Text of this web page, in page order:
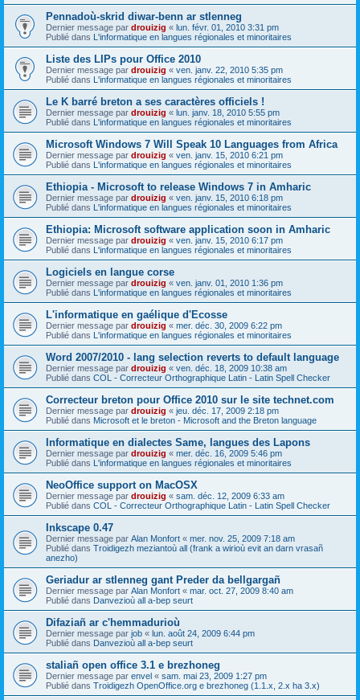
Pennadoù-skrid diwar-benn ar stlenneg
Dernier message par drouizig « lun. févr. 01, 2010 3:31 pm
Publié dans L'informatique en langues régionales et minoritaires
Liste des LIPs pour Office 2010
Dernier message par drouizig « ven. janv. 22, 2010 5:35 pm
Publié dans L'informatique en langues régionales et minoritaires
Le K barré breton a ses caractères officiels !
Dernier message par drouizig « lun. janv. 18, 2010 5:55 pm
Publié dans L'informatique en langues régionales et minoritaires
Microsoft Windows 7 Will Speak 10 Languages from Africa
Dernier message par drouizig « ven. janv. 15, 2010 6:21 pm
Publié dans L'informatique en langues régionales et minoritaires
Ethiopia - Microsoft to release Windows 7 in Amharic
Dernier message par drouizig « ven. janv. 15, 2010 6:18 pm
Publié dans L'informatique en langues régionales et minoritaires
Ethiopia: Microsoft software application soon in Amharic
Dernier message par drouizig « ven. janv. 15, 2010 6:17 pm
Publié dans L'informatique en langues régionales et minoritaires
Logiciels en langue corse
Dernier message par drouizig « ven. janv. 01, 2010 1:36 pm
Publié dans L'informatique en langues régionales et minoritaires
L'informatique en gaélique d'Ecosse
Dernier message par drouizig « mer. déc. 30, 2009 6:22 pm
Publié dans L'informatique en langues régionales et minoritaires
Word 2007/2010 - lang selection reverts to default language
Dernier message par drouizig « ven. déc. 18, 2009 10:38 am
Publié dans COL - Correcteur Orthographique Latin - Latin Spell Checker
Correcteur breton pour Office 2010 sur le site technet.com
Dernier message par drouizig « jeu. déc. 17, 2009 2:18 pm
Publié dans Microsoft et le breton - Microsoft and the Breton language
Informatique en dialectes Same, langues des Lapons
Dernier message par drouizig « mer. déc. 16, 2009 5:46 pm
Publié dans L'informatique en langues régionales et minoritaires
NeoOffice support on MacOSX
Dernier message par drouizig « sam. déc. 12, 2009 6:33 am
Publié dans COL - Correcteur Orthographique Latin - Latin Spell Checker
Inkscape 0.47
Dernier message par Alan Monfort « mer. nov. 25, 2009 7:18 am
Publié dans Troidigezh meziantoù all (frank a wirioù evit an darn vrasañ
anezho)
Geriadur ar stlenneg gant Preder da bellgargañ
Dernier message par Alan Monfort « mar. oct. 27, 2009 8:40 am
Publié dans Danvezioù all a-bep seurt
Difaziañ ar c'hemmadurioù
Dernier message par job « lun. août 24, 2009 6:44 pm
Publié dans Danvezioù all a-bep seurt
staliañ open office 3.1 e brezhoneg
Dernier message par envel « sam. mai 23, 2009 1:27 pm
Publié dans Troidigezh OpenOffice.org e brezhoneg (1.1.x, 2.x ha 3.x)